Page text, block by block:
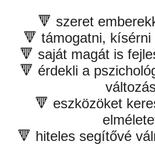
🔻 szeret
🔻 támogatni,
🔻 saját magát is
🔻 érdekli a
🔻 eszközöket
🔻 hiteles segítővé